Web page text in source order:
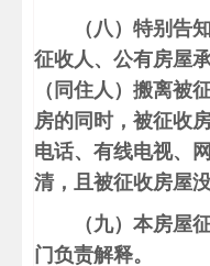
（八）特别告
征收人、公有房屋
（同住人）搬离被
房的同时，被征收
电话、有线电视、
清，且被征收房屋
（九）本房屋
门负责解释。